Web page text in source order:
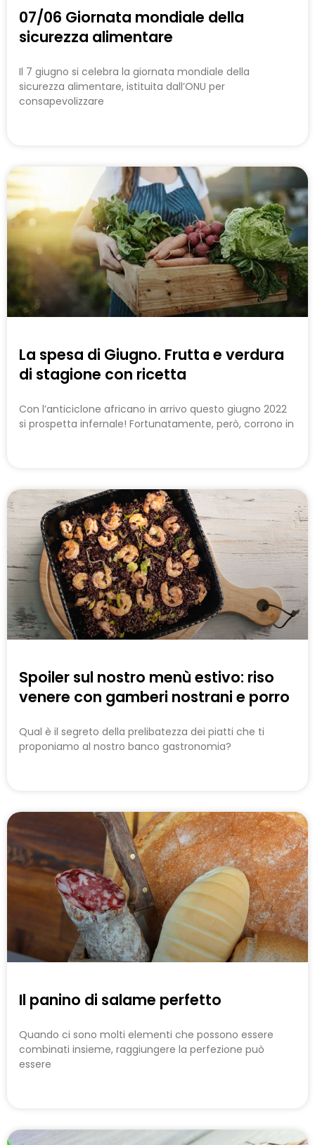
07/06 Giornata mondiale della
sicurezza alimentare
Il 7 giugno si celebra la giornata mondiale della
sicurezza alimentare, istituita dall’ONU per
consapevolizzare
La spesa di Giugno. Frutta e verdura
di stagione con ricetta
Con l’anticiclone africano in arrivo questo giugno 2022
si prospetta infernale! Fortunatamente, però, corrono in
Spoiler sul nostro menù estivo: riso
venere con gamberi nostrani e porro
Qual è il segreto della prelibatezza dei piatti che ti
proponiamo al nostro banco gastronomia?
Il panino di salame perfetto
Quando ci sono molti elementi che possono essere
combinati insieme, raggiungere la perfezione può
essere